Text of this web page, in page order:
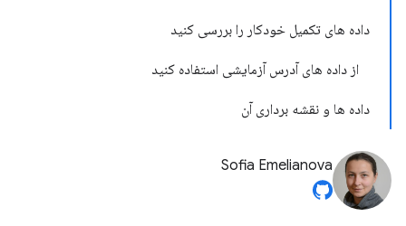
داده های تکمیل خودکار را بررسی کنید
از داده های آدرس آزمایشی استفاده کنید
داده ها و نقشه برداری آن
Sofia Emelianova